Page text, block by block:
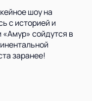
шоу на
с историей и
сойдутся в
заранее!